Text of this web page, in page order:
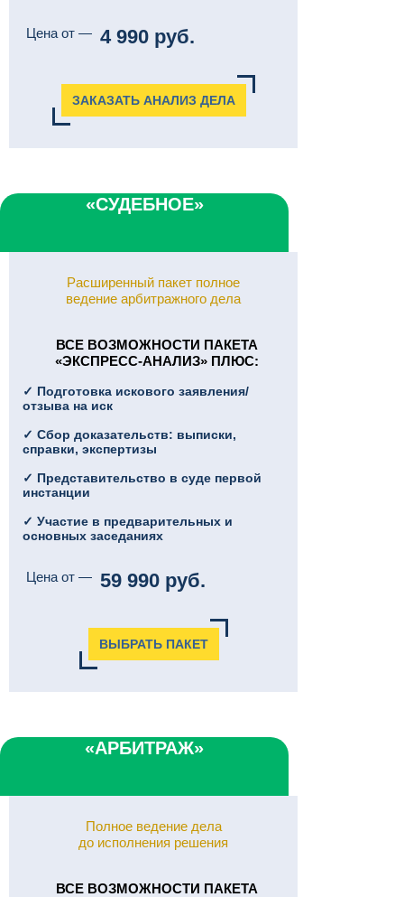
Цена от — 4 990 руб.
ЗАКАЗАТЬ АНАЛИЗ ДЕЛА
«СУДЕБНОЕ»
Расширенный пакет полное
ведение арбитражного дела
ВСЕ ВОЗМОЖНОСТИ ПАКЕТА
«ЭКСПРЕСС-АНАЛИЗ» ПЛЮC:
✓ Подготовка искового заявления/
отзыва на иск
✓ Сбор доказательств: выписки,
справки, экспертизы
✓ Представительство в суде первой
инстанции
✓ Участие в предварительных и
основных заседаниях
Цена от — 59 990 руб.
ВЫБРАТЬ ПАКЕТ
«АРБИТРАЖ»
Полное ведение дела
до исполнения решения
ВСЕ ВОЗМОЖНОСТИ ПАКЕТА